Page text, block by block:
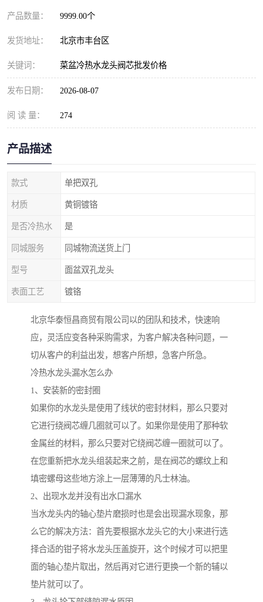
产品数量： 9999.00个
发货地址： 北京市丰台区
关键词： 菜盆冷热水龙头阀芯批发价格
发布日期： 2026-08-07
阅 读 量： 274
产品描述
款式 单把双孔
材质 黄铜镀铬
是否冷热水 是
同城服务 同城物流送货上门
型号 面盆双孔龙头
表面工艺 镀铬
北京华泰恒昌商贸有限公司以的团队和技术，快速响
应，灵活应变各种采购需求，为客户解决各种问题，一
切从客户的利益出发，想客户所想，急客户所急。
冷热水龙头漏水怎么办
1、安装新的密封圈
如果你的水龙头是使用了线状的密封材料，那么只要对
它进行绕阀芯缠几圈就可以了。如果你是使用了那种软
金属丝的材料，那么只要对它绕阀芯缠一圈就可以了。
在您重新把水龙头组装起来之前，是在阀芯的螺纹上和
填密螺母这些地方涂上一层薄薄的凡士林油。
2、出现水龙并没有出水口漏水
当水龙头内的轴心垫片磨损时也是会出现漏水现象，那
么它的解决方法：首先要根据水龙头它的大小来进行选
择合适的钳子将水龙头压盖旋开，这个时候才可以把里
面的轴心垫片取出，然后再对它进行更换一个新的辅以
垫片就可以了。